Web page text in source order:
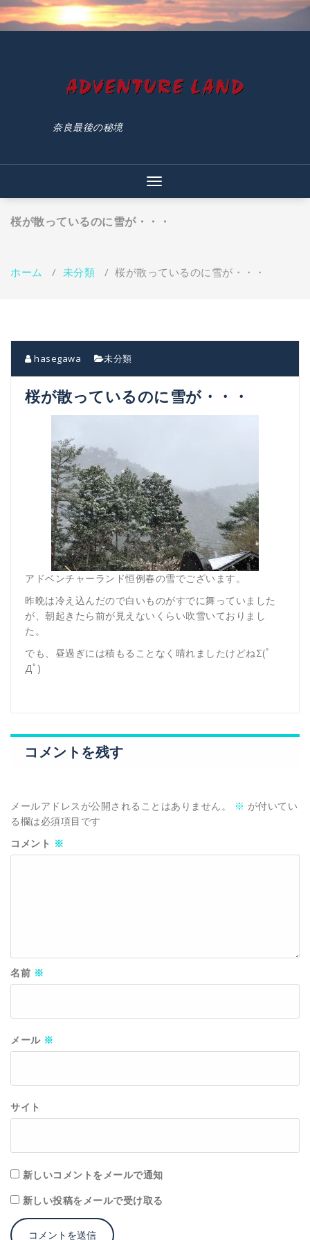
コ
ン
テ
奈良最後の秘境
ナ
ビ
ー
ン
え
桜が散っているのに雪が・・・
ホーム / 未分類 / 桜が散っているのに雪が・・・
hasegawa 未分類
桜が散っているのに雪が・・・
アドベンチャーランド恒例春の雪でございます。
昨晩は冷え込んだので白いものがすでに舞っていました
が、朝起きたら前が見えないくらい吹雪いておりまし
た。
でも、昼過ぎには積もることなく晴れましたけどねΣ(ﾟ
Дﾟ)
コメントを残す
メールアドレスが公開されることはありません。 ※ が付いてい
る欄は必須項目です
コメント ※
名前 ※
メール ※
サイト
新しいコメントをメールで通知
新しい投稿をメールで受け取る